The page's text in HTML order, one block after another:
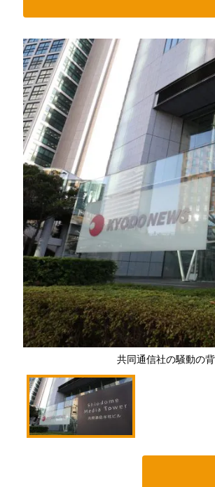
共同通信社の騒動の